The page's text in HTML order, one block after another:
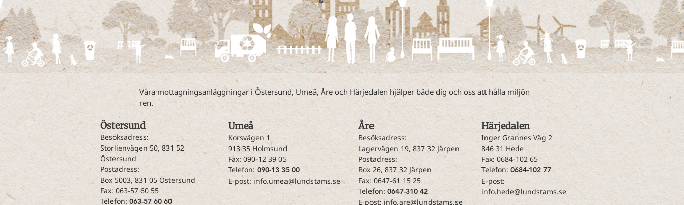
Våra mottagningsanläggningar i Östersund, Umeå, Åre och Härjedalen hjälper både dig och oss att hålla miljön
ren.
Östersund​
Besöksadress:
Storlienvägen 50, 831 52
Östersund
Postadress:
Box 5003, 831 05 Östersund
Fax: 063-57 60 55
Telefon: 063-57 60 60
Umeå​
Korsvägen 1
913 35 Holmsund
Fax: 090-12 39 05
Telefon: 090-13 35 00
E-post:info.umea@lundstams.se
​Åre
Besöksadress:
Lagervägen 19, 837 32 Järpen
Postadress:
Box 26, 837 32 Järpen
Fax: 0647-61 15 25
Telefon: 0647-310 42
E-post: info.are@lundstams.se
​Härjedalen
Inger Grannes Väg 2
846 31 Hede
Fax: 0684-102 65
Telefon: 0684-102 77
E-post:
info.hede@lundstams.se